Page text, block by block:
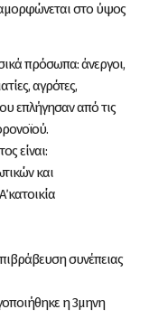
στο ύψος
πρόσωπα: άνεργοι,
αγρότες,
επλήγησαν από τις
είναι:
και
κατοικία
συνέπειας
η 3μηνη